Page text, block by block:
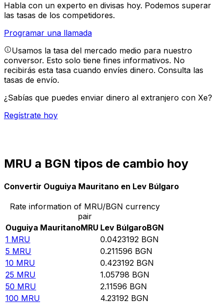
Habla con un experto en divisas hoy. Podemos superar
las tasas de los competidores.
Programar una llamada
Usamos la tasa del mercado medio para nuestro
conversor. Esto solo tiene fines informativos. No
recibirás esta tasa cuando envíes dinero. Consulta las
tasas de envío.
¿Sabías que puedes enviar dinero al extranjero con Xe?
Regístrate hoy
MRU a BGN tipos de cambio hoy
Convertir Ouguiya Mauritano en Lev Búlgaro
Rate information of MRU/BGN currency
pair
Ouguiya MauritanoMRU Lev BúlgaroBGN
1 MRU 0.0423192 BGN
5 MRU 0.211596 BGN
10 MRU 0.423192 BGN
25 MRU 1.05798 BGN
50 MRU 2.11596 BGN
100 MRU 4.23192 BGN